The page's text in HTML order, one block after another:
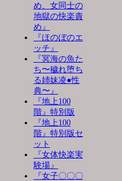
め、女同士の
地獄の快楽責
め』
『ほのぼのエ
ッチ』
『冥海の魚た
ち〜穢れ堕ち
る姉妹凌●性
典〜』
『地上100
階』特別版
『地上100
階』特別版セ
ット
『女体快楽実
験場』
『女子〇〇〇